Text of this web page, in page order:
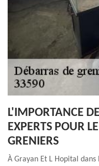
L'IMPORTANCE
EXPERTS POUR
GRENIERS
À Grayan Et L Hopital